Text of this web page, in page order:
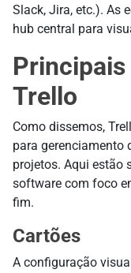
Slack, Jira, etc.). As
hub central para
Trello
Como dissemos,
para gerenciamento
projetos. Aqui estão
software com foco
fim.
Cartões
A configuração